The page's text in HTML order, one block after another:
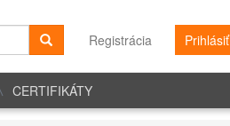
Registrácia Prihlásiť
CERTIFIKÁTY